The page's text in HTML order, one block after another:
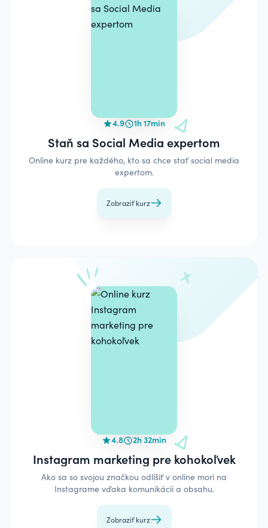
4.9 1h 17min
Staň sa Social Media expertom
Online kurz pre každého, kto sa chce stať social media
expertom.
Zobraziť kurz
4.8 2h 32min
Instagram marketing pre kohokoľvek
Ako sa so svojou značkou odlíšiť v online mori na
Instagrame vďaka komunikácii a obsahu.
Zobraziť kurz